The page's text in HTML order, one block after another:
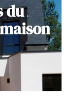
du